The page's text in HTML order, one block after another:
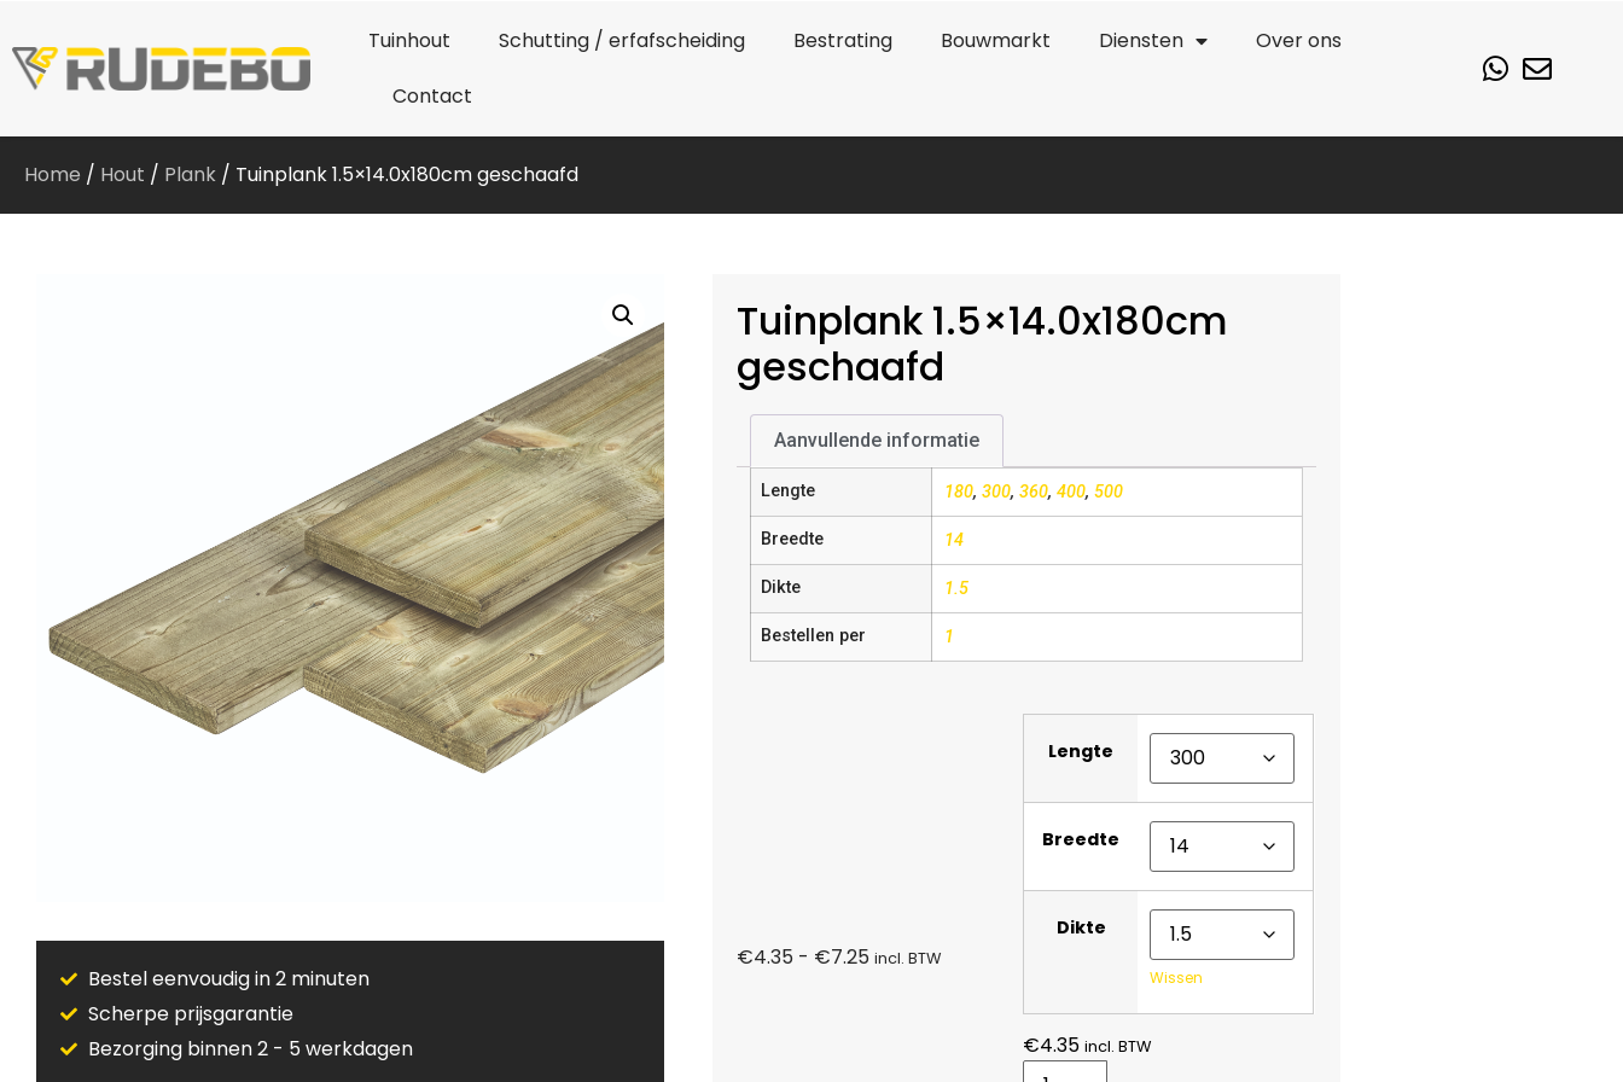
Tuinhout Schutting / erfafscheiding Bestrating Bouwmarkt Diensten
Over ons
Contact
Home / Hout / Plank / Tuinplank 1.5×14.0x180cm geschaafd
Bestel eenvoudig in 2 minuten
Scherpe prijsgarantie
Bezorging binnen 2 - 5 werkdagen
Tuinplank 1.5×14.0x180cm
geschaafd
Aanvullende informatie
Lengte 180, 300, 360, 400, 500
Breedte 14
Dikte 1.5
Bestellen per 1
€4.35 - €7.25 incl. BTW
Lengte
Breedte
Dikte
Wissen
€4.35 incl. BTW